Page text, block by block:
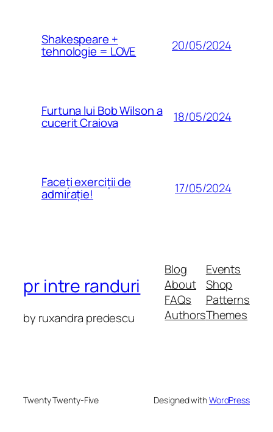
Shakespeare +
tehnologie = LOVE 20/05/2024
Furtuna lui Bob Wilson a
cucerit Craiova 18/05/2024
Faceți exerciții de
admirație! 17/05/2024
pr intre randuri
by ruxandra predescu
Blog
About
FAQs
Authors
Events
Shop
Patterns
Themes
Twenty Twenty-Five Designed withWordPress